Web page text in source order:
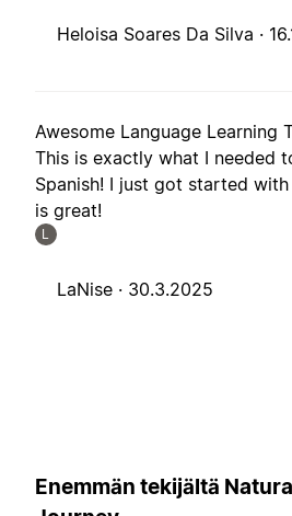
Heloisa Soares Da Silva ·
Awesome Language Learning
This is exactly what I needed
Spanish! I just got started
is great!
L
LaNise · 30.3.2025
Enemmän tekijältä